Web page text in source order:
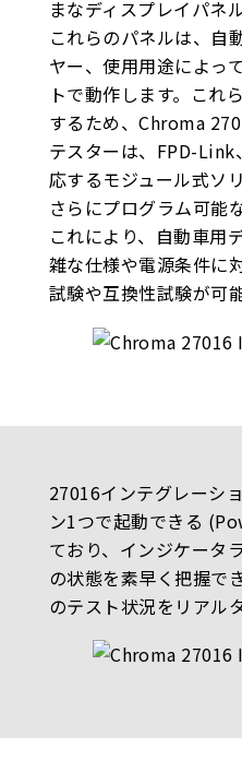
まなディスプレイパネ
これらのパネルは、自
ヤー、使用用途によっ
トで動作します。これ
するため、Chroma
テスターは、FPD-Link
応するモジュール式ソ
さらにプログラム可能
これにより、自動車用
雑な仕様や電源条件に
試験や互換性試験が可
27016インテグレーシ
ン1つで起動できる
ており、インジケータ
の状態を素早く把握で
のテスト状況をリアル